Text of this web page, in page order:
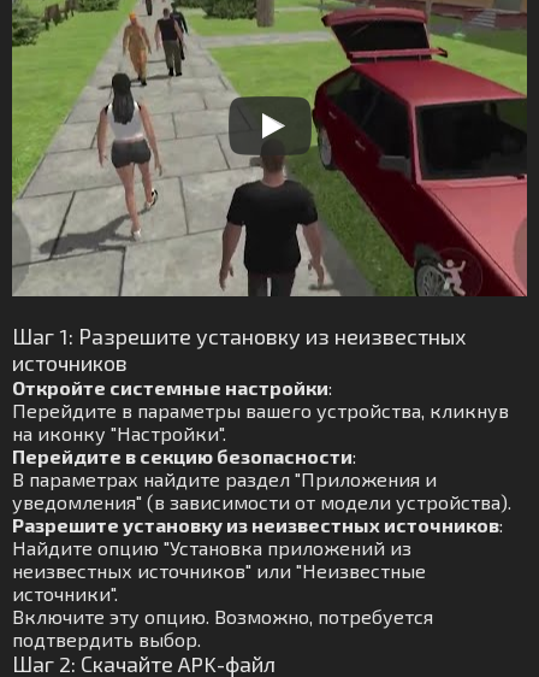
Шаг 1: Разрешите установку из неизвестных
источников
Откройте системные настройки:
Перейдите в параметры вашего устройства, кликнув
на иконку "Настройки".
Перейдите в секцию безопасности:
В параметрах найдите раздел "Приложения и
уведомления" (в зависимости от модели устройства).
Разрешите установку из неизвестных источников:
Найдите опцию "Установка приложений из
неизвестных источников" или "Неизвестные
источники".
Включите эту опцию. Возможно, потребуется
подтвердить выбор.
Шаг 2: Скачайте APK-файл